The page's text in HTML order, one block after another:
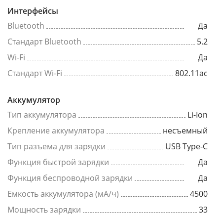
Интерфейсы
Bluetooth
Да
Стандарт Bluetooth
5.2
Wi-Fi
Да
Стандарт Wi-Fi
802.11ac
Аккумулятор
Тип аккумулятора
Li-Ion
Крепление аккумулятора
несъемный
Тип разъема для зарядки
USB Type-C
Функция быстрой зарядки
Да
Функция беспроводной зарядки
Да
Емкость аккумулятора (мА/ч)
4500
Мощность зарядки
33